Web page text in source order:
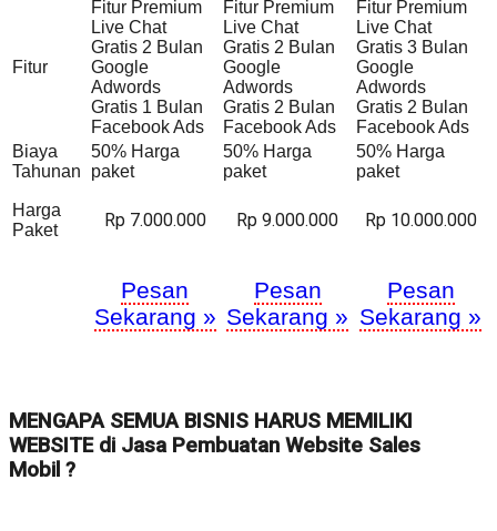
Fitur
Fitur Premium
Live Chat
Gratis 2 Bulan
Google
Adwords
Gratis 1 Bulan
Facebook Ads
Fitur Premium
Live Chat
Gratis 2 Bulan
Google
Adwords
Gratis 2 Bulan
Facebook Ads
Fitur Premium
Live Chat
Gratis 3 Bulan
Google
Adwords
Gratis 2 Bulan
Facebook Ads
Biaya
Tahunan
50% Harga
paket
50% Harga
paket
50% Harga
paket
Harga
Paket
Rp 7.000.000 Rp 9.000.000 Rp 10.000.000
Pesan
Sekarang »
Pesan
Sekarang »
Pesan
Sekarang »
MENGAPA SEMUA BISNIS HARUS MEMILIKI
WEBSITE di Jasa Pembuatan Website Sales
Mobil ?